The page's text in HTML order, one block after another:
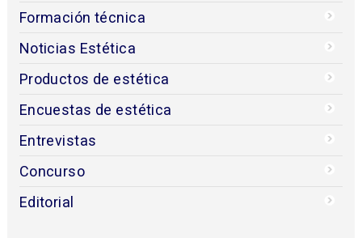
Formación técnica
Noticias Estética
Productos de estética
Encuestas de estética
Entrevistas
Concurso
Editorial